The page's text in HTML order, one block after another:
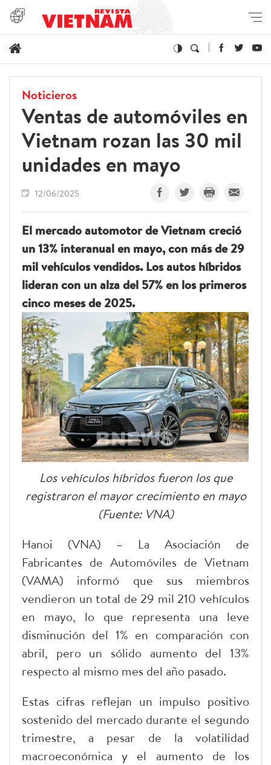
Noticieros
Ventas de automóviles en
Vietnam rozan las 30 mil
unidades en mayo
12/06/2025
El mercado automotor de Vietnam creció
un 13% interanual en mayo, con más de 29
mil vehículos vendidos. Los autos híbridos
lideran con un alza del 57% en los primeros
cinco meses de 2025.
Los vehículos híbridos fueron los que
registraron el mayor crecimiento en mayo
(Fuente: VNA)
Hanoi (VNA) – La Asociación de
Fabricantes de Automóviles de Vietnam
(VAMA) informó que sus miembros
vendieron un total de 29 mil 210 vehículos
en mayo, lo que representa una leve
disminución del 1% en comparación con
abril, pero un sólido aumento del 13%
respecto al mismo mes del año pasado.
Estas cifras reflejan un impulso positivo
sostenido del mercado durante el segundo
trimestre, a pesar de la volatilidad
macroeconómica y el aumento de los